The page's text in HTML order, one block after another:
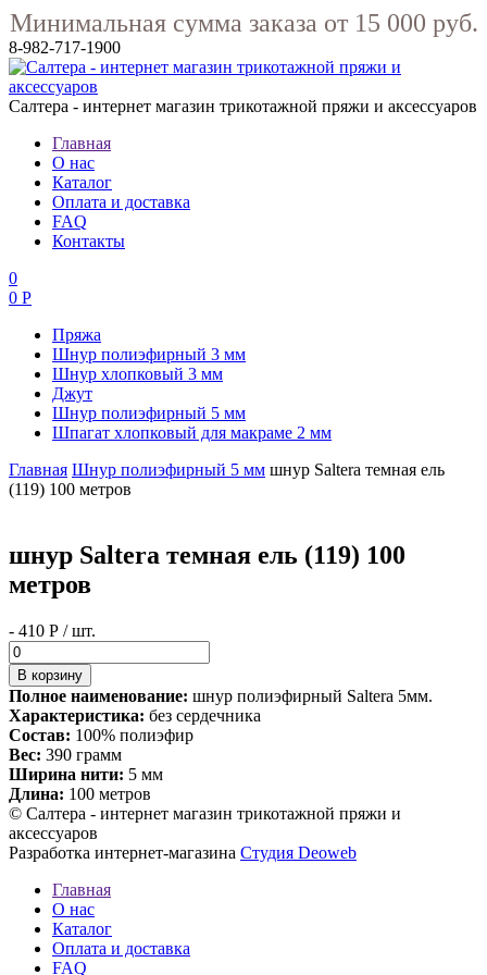
Минимальная сумма заказа от 15 000 руб.
8-982-717-1900
Салтера - интернет магазин трикотажной пряжи и аксессуаров
Главная
О нас
Каталог
Оплата и доставка
FAQ
Контакты
0
0 Р
Пряжа
Шнур полиэфирный 3 мм
Шнур хлопковый 3 мм
Джут
Шнур полиэфирный 5 мм
Шпагат хлопковый для макраме 2 мм
Главная Шнур полиэфирный 5 мм шнур Saltera темная ель
(119) 100 метров
шнур Saltera темная ель (119) 100
метров
- 410 Р / шт.
Полное наименование: шнур полиэфирный Saltera 5мм.
Характеристика: без сердечника
Состав: 100% полиэфир
Вес: 390 грамм
Ширина нити: 5 мм
Длина: 100 метров
© Салтера - интернет магазин трикотажной пряжи и
аксессуаров
Разработка интернет-магазина Студия Deoweb
Главная
О нас
Каталог
Оплата и доставка
FAQ